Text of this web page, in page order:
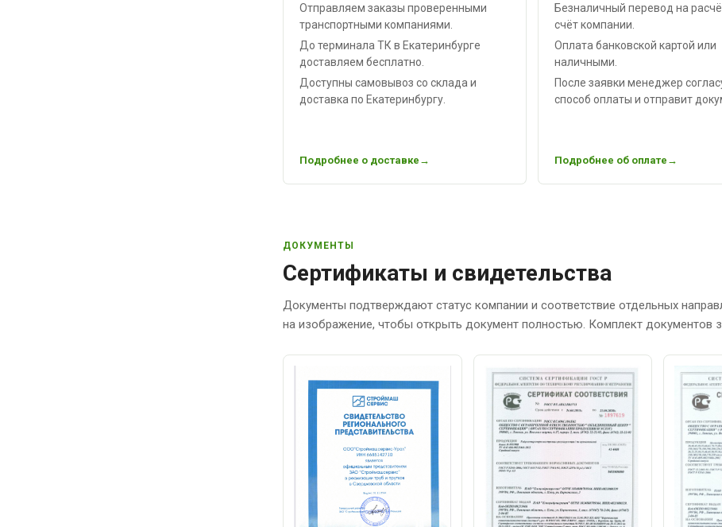
Отправляем заказы проверенными
транспортными компаниями.
До терминала ТК в Екатеринбурге
доставляем бесплатно.
Доступны самовывоз со склада и
доставка по Екатеринбургу.
Подробнее о доставке
Безналичный перевод на
счёт компании.
Оплата банковской картой или
наличными.
После заявки менеджер
способ оплаты и отправит
Подробнее об оплате
ДОКУМЕНТЫ
Сертификаты и свидетельства
Документы подтверждают статус компании и соответствие отдельных
на изображение, чтобы открыть документ полностью. Комплект документов